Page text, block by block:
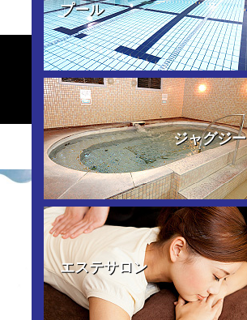
プール
ジャグジー
エステサロン